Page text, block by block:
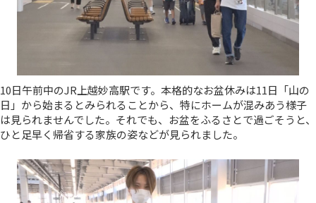
10日午前中のJR上越妙高駅です。本格的なお盆休みは11日「山の
日」から始まるとみられることから、特にホームが混みあう様子
は見られませんでした。それでも、お盆をふるさとで過ごそうと、
ひと足早く帰省する家族の姿などが見られました。